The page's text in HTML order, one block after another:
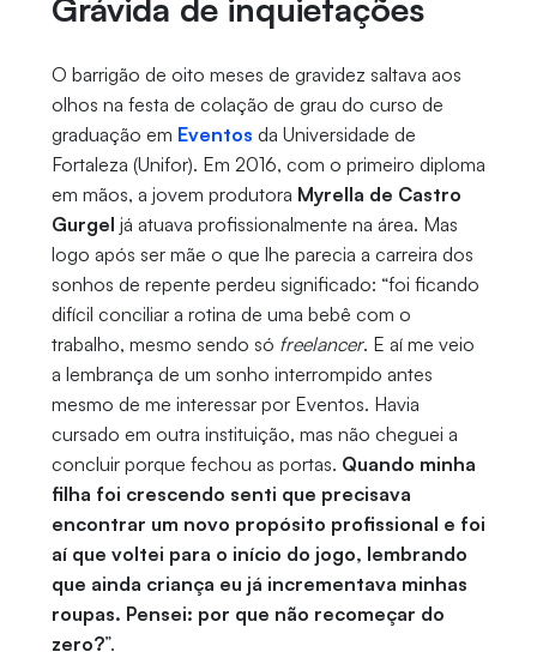
Grávida de inquietações
O barrigão de oito meses de gravidez saltava aos
olhos na festa de colação de grau do curso de
graduação em Eventos da Universidade de
Fortaleza (Unifor). Em 2016, com o primeiro diploma
em mãos, a jovem produtora Myrella de Castro
Gurgel já atuava profissionalmente na área. Mas
logo após ser mãe o que lhe parecia a carreira dos
sonhos de repente perdeu significado: “foi ficando
difícil conciliar a rotina de uma bebê com o
trabalho, mesmo sendo só freelancer. E aí me veio
a lembrança de um sonho interrompido antes
mesmo de me interessar por Eventos. Havia
cursado em outra instituição, mas não cheguei a
concluir porque fechou as portas. Quando minha
filha foi crescendo senti que precisava
encontrar um novo propósito profissional e foi
aí que voltei para o início do jogo, lembrando
que ainda criança eu já incrementava minhas
roupas. Pensei: por que não recomeçar do
zero?”.